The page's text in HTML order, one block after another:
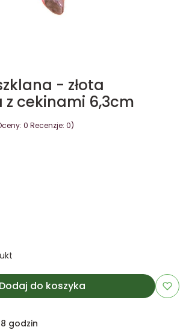
- złota
cekinami 6,3cm
0 Recenzje: 0)
Dodaj do koszyka
godzin